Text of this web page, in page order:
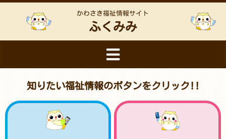
かわさき福祉情報サイト
ふくみみ
知りたい福祉情報のボタンをクリック!!